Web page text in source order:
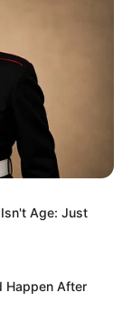
Age: Just
Happen After